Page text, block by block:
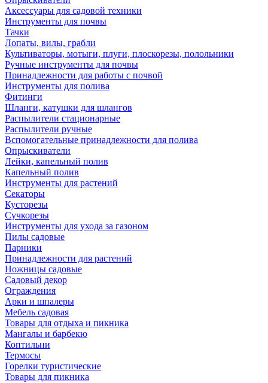
Аксессуары для садовой техники
Инструменты для почвы
Тачки
Лопаты, вилы, грабли
Культиваторы, мотыги, плуги, плоскорезы, полольники
Ручные инструменты для почвы
Принадлежности для работы с почвой
Инструменты для полива
Фитинги
Шланги, катушки для шлангов
Распылители стационарные
Распылители ручные
Вспомогательные принадлежности для полива
Опрыскиватели
Лейки, капельный полив
Капельный полив
Инструменты для растений
Секаторы
Кусторезы
Сучкорезы
Инструменты для ухода за газоном
Пилы садовые
Парники
Принадлежности для растений
Ножницы садовые
Садовый декор
Ограждения
Арки и шпалеры
Мебель садовая
Товары для отдыха и пикника
Мангалы и барбекю
Коптильни
Термосы
Горелки туристические
Товары для пикника